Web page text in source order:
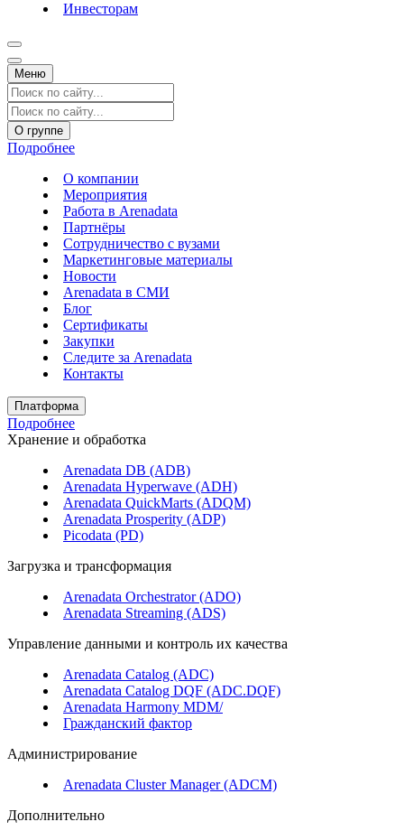
Инвесторам
Меню
О группе
Подробнее
О компании
Мероприятия
Работа в Arenadata
Партнёры
Сотрудничество с вузами
Маркетинговые материалы
Новости
Arenadata в СМИ
Блог
Сертификаты
Закупки
Следите за Аrenadata
Контакты
Платформа
Подробнее
Хранение и обработка
Arenadata DB (ADB)
Arenadata Hyperwave (ADH)
Arenadata QuickMarts (ADQM)
Arenadata Prosperity (ADP)
Picodata (PD)
Загрузка и трансформация
Arenadata Orchestrator (ADO)
Arenadata Streaming (ADS)
Управление данными и контроль их качества
Arenadata Catalog (ADC)
Arenadata Catalog DQF (ADС.DQF)
Arenadata Harmony MDM/
Гражданский фактор
Администрирование
Arenadata Cluster Manager (ADCM)
Дополнительно